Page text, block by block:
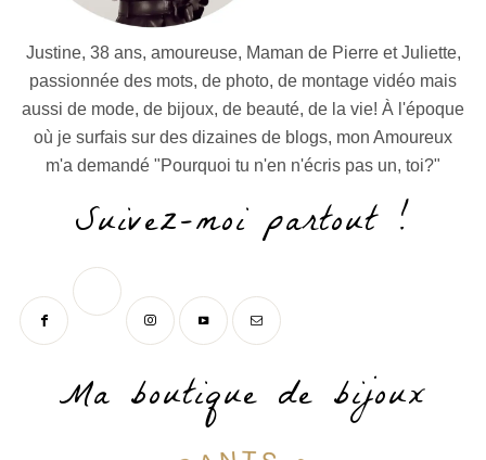
Justine, 38 ans, amoureuse, Maman de Pierre et Juliette,
passionnée des mots, de photo, de montage vidéo mais
aussi de mode, de bijoux, de beauté, de la vie! À l'époque
où je surfais sur des dizaines de blogs, mon Amoureux
m'a demandé "Pourquoi tu n'en n'écris pas un, toi?"
Suivez-moi partout !
Ma boutique de bijoux